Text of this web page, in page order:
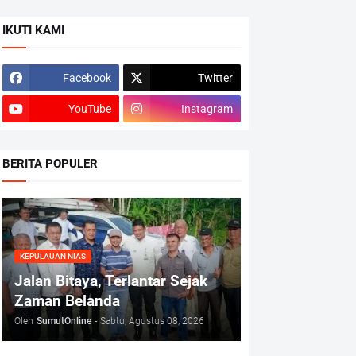
IKUTI KAMI
Facebook Twitter
YouTube Instagram
BERITA POPULER
KEPULAUAN NIAS
Jalan Bitaya, Terlantar Sejak
Zaman Belanda
Oleh SumutOnline - Sabtu, Agustus 08, 2026